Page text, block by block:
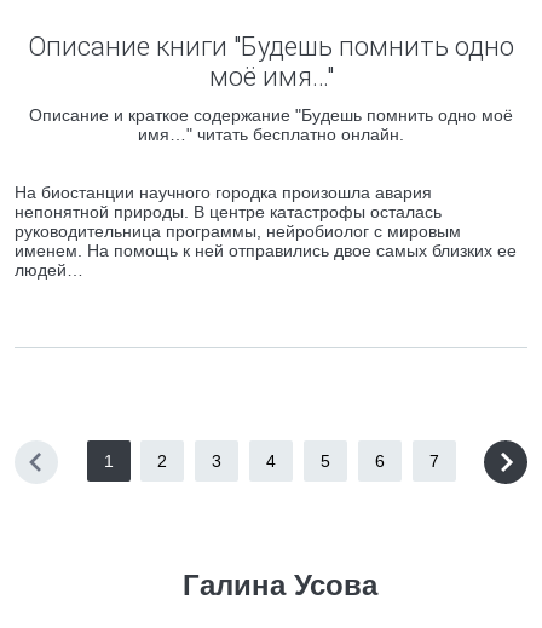
Описание книги "Будешь помнить одно
моё имя…"
Описание и краткое содержание "Будешь помнить одно моё
имя…" читать бесплатно онлайн.
На биостанции научного городка произошла авария
непонятной природы. В центре катастрофы осталась
руководительница программы, нейробиолог с мировым
именем. На помощь к ней отправились двое самых близких ее
людей…
1 2 3 4 5 6 7
Галина Усова